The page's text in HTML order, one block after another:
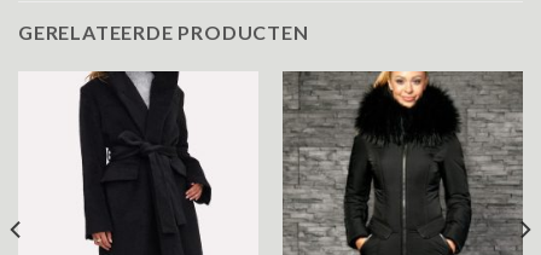
GERELATEERDE PRODUCTEN